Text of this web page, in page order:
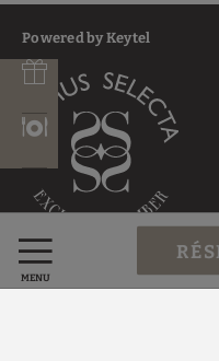
MENU
Powered by Keytel
Achat sécurisé